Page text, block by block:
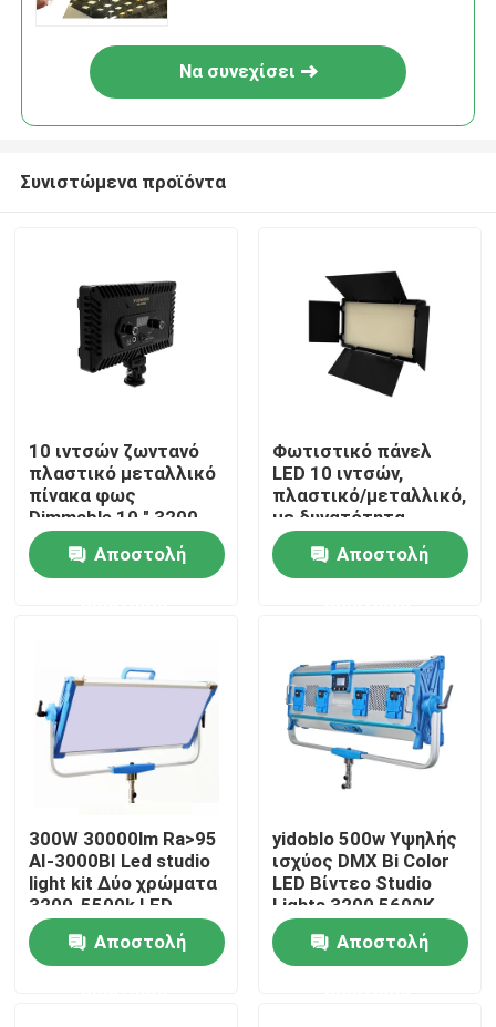
Σπίτι
Προϊόντα
Σχετικά με εμάς
Επισκεψή εργοστασίου
Έλεγχος ποιότητας
Επικοινωνήστε μαζί μας
Ειδήσεις
Να συνεχίσει
Συνιστώμενα προϊόντα
10 ιντσών ζωντανό
πλαστικό μεταλλικό
πίνακα φως
Dimmable 10 " 3200-
6500k Led εσωτερική
ψηφιακή κάμερα
βίντεο LED φως
Αποστολή
Φωτιστικό πάνελ
LED 10 ιντσών,
πλαστικό/μεταλλικό,
με δυνατότητα
ρύθμισης
φωτεινότητας, 10"
3200-6500k,
κάμερα, στούντιο,
βιντεογραφία
Αποστολή
300W 30000lm Ra>95
AI-3000BI Led studio
light kit Δύο χρώματα
3200-5500k LED
Video Light 300w S60
Αποστολή
yidoblo 500w Υψηλής
ισχύος DMX Bi Color
LED Βίντεο Studio
Lights 3200 5600K
Dimmable Soft LED
Panel Light S120
Αποστολή